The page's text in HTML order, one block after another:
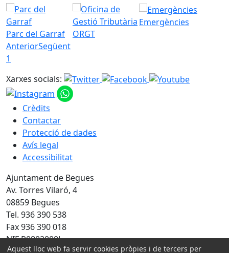
Parc del Garraf ORGT
Emergències
AnteriorSegüent
1
Xarxes socials:
Crèdits
Contactar
Protecció de dades
Avís legal
Accessibilitat
Ajuntament de Begues
Av. Torres Vilaró, 4
08859 Begues
Tel. 936 390 538
Fax 936 390 018
NIF P0802000J
Aquest lloc web fa servir cookies pròpies i de tercers per